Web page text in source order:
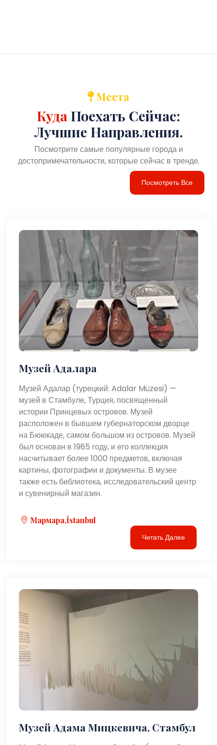
Места
Куда Поехать Сейчас:
Лучшие Направления.
Посмотрите самые популярные города и
достопримечательности, которые сейчас в тренде.
Посмотреть Все
Музей Адалара
Музей Адалар (турецкий: Adalar Müzesi) —
музей в Стамбуле, Турция, посвященный
истории Принцевых островов. Музей
расположен в бывшем губернаторском дворце
на Бююкаде, самом большом из островов. Музей
был основан в 1965 году, и его коллекция
насчитывает более 1000 предметов, включая
картины, фотографии и документы. В музее
также есть библиотека, исследовательский центр
и сувенирный магазин.
Мармара,İstanbul
Читать Далее
Музей Адама Мицкевича, Стамбул